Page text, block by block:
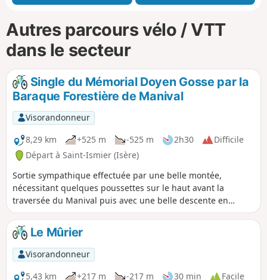
Autres parcours vélo / VTT
dans le secteur
Single du Mémorial Doyen Gosse par la
Baraque Forestière de Manival
Visorandonneur
8,29 km
+525 m -525 m 2h30
Difficile
Départ à Saint-Ismier (Isère)
Sortie sympathique effectuée par une belle montée,
nécessitant quelques poussettes sur le haut avant la
traversée du Manival puis avec une belle descente en
single.
Le Mûrier
Visorandonneur
5,43 km
+217 m -217 m 30 min
Facile